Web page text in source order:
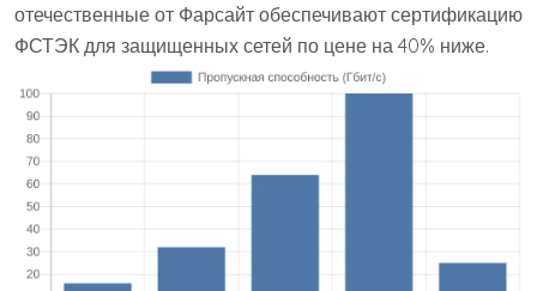
отечественные от Фарсайт обеспечивают сертификацию
ФСТЭК для защищенных сетей по цене на 40% ниже.